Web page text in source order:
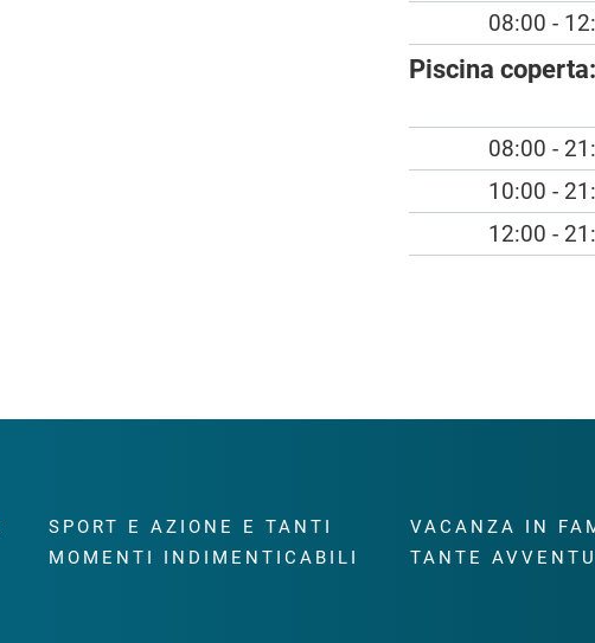
08:00 -
Piscina coperta:
08:00 -
10:00 -
12:00 -
SPORT E AZIONE E TANTI
MOMENTI INDIMENTICABILI
VACANZA IN
TANTE